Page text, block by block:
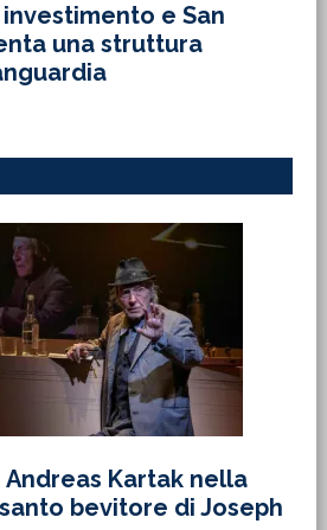
e San
una struttura
Kartak nella
bevitore di Joseph